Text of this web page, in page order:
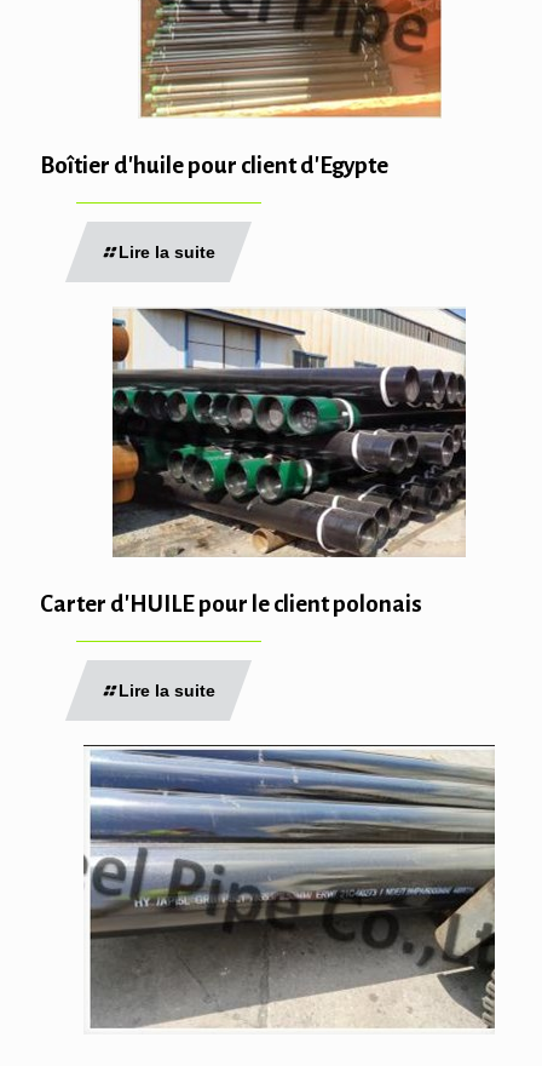
Boîtier d'huile pour client d'Egypte
Lire la suite
Carter d'HUILE pour le client polonais
Lire la suite